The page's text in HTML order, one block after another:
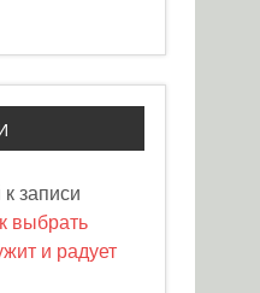
к записи
выбрать
и радует